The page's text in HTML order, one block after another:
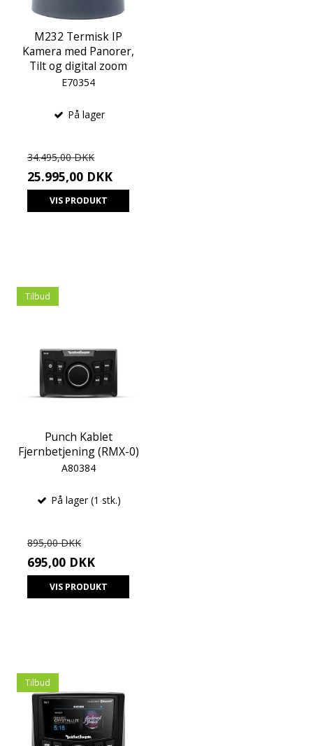
M232 Termisk IP
Kamera med Panorer,
Tilt og digital zoom
E70354
På lager
34.495,00 DKK
25.995,00 DKK
VIS PRODUKT
Tilbud
Punch Kablet
Fjernbetjening (RMX-0)
A80384
På lager (1 stk.)
895,00 DKK
695,00 DKK
VIS PRODUKT
Tilbud